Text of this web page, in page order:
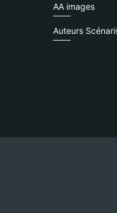
AA images
Auteurs